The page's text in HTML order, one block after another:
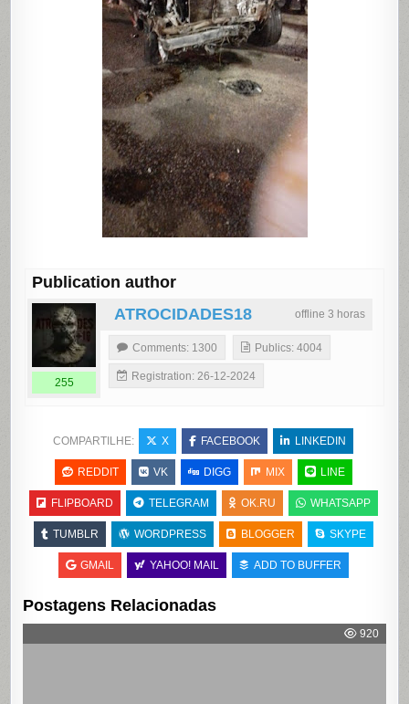
Publication author
offline 3 horas
ATROCIDADES18
255
Comments: 1300 Publics: 4004
Registration: 26-12-2024
COMPARTILHE: X FACEBOOK LINKEDIN
REDDIT VK DIGG MIX LINE
FLIPBOARD TELEGRAM OK.RU WHATSAPP
TUMBLR WORDPRESS BLOGGER SKYPE
GMAIL YAHOO! MAIL ADD TO BUFFER
Postagens Relacionadas
920